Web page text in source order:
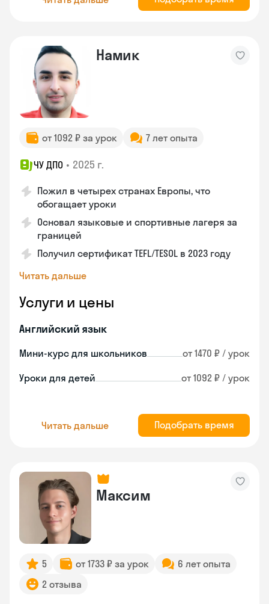
Намик
от 1092 ₽ за урок 7 лет опыта
ЧУ ДПО • 2025 г.
Пожил в четырех странах Европы, что
обогащает уроки
Основал языковые и спортивные лагеря за
границей
Получил сертификат TEFL/TESOL в 2023 году
Читать дальше
Услуги и цены
Английский язык
Мини-курс для школьников от 1470 ₽ / урок
Уроки для детей от 1092 ₽ / урок
Читать дальше Подобрать время
Максим
5 от 1733 ₽ за урок
6 лет опыта
2 отзыва